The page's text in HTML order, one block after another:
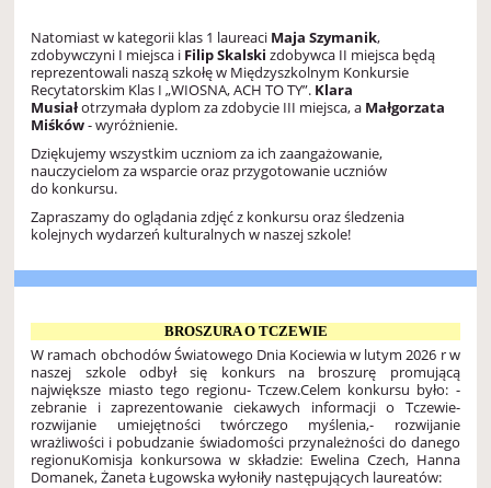
Natomiast w kategorii klas 1 laureaci Maja Szymanik,
zdobywczyni I miejsca i Filip Skalski zdobywca II miejsca będą
reprezentowali naszą szkołę w Międzyszkolnym Konkursie
Recytatorskim Klas I „WIOSNA, ACH TO TY”. Klara
Musiałotrzymała dyplom za zdobycie III miejsca, a Małgorzata
Miśków- wyróżnienie.
Dziękujemy wszystkim uczniom za ich zaangażowanie,
nauczycielom za wsparcie oraz przygotowanie uczniów
do konkursu.
Zapraszamy do oglądania zdjęć z konkursu oraz śledzenia
kolejnych wydarzeń kulturalnych w naszej szkole!
BROSZURA O TCZEWIE
W ramach obchodów Światowego Dnia Kociewia w lutym 2026 r w
naszej szkole odbył się konkurs na broszurę promującą
największe miasto tego regionu- Tczew.Celem konkursu było: -
zebranie i zaprezentowanie ciekawych informacji o Tczewie-
rozwijanie umiejętności twórczego myślenia,- rozwijanie
wrażliwości i pobudzanie świadomości przynależności do danego
regionuKomisja konkursowa w składzie: Ewelina Czech, Hanna
Domanek, Żaneta Ługowska wyłoniły następujących laureatów: